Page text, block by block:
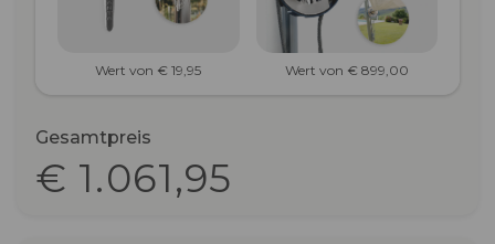
Wert von € 19,95 Wert von € 899,00
Gesamtpreis
€ 1.061,95